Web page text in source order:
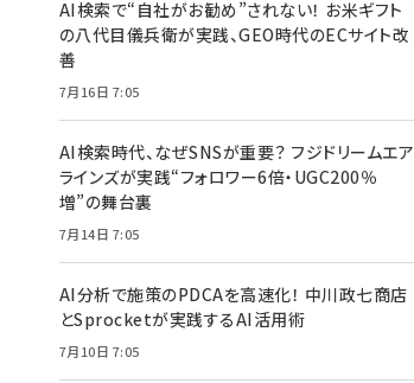
AI検索で“自社がお勧め”されない！ お米ギフト
の八代目儀兵衛が実践、GEO時代のECサイト改
善
7月16日 7:05
AI検索時代、なぜSNSが重要？ フジドリームエア
ラインズが実践“フォロワー6倍・UGC200％
増”の舞台裏
7月14日 7:05
AI分析で施策のPDCAを高速化！ 中川政七商店
とSprocketが実践するAI活用術
7月10日 7:05